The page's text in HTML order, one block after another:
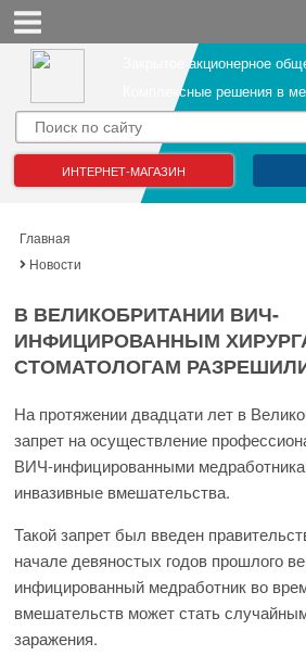
Закрытое акционерное
Комплексные решения в
ИНТЕРНЕТ-МАГАЗИН
Главная
Новости
В ВЕЛИКОБРИТАНИИ ВИЧ-
ИНФИЦИРОВАННЫМ
СТОМАТОЛОГАМ
На протяжении двадцати лет в
запрет на осуществление
ВИЧ-инфицированными
инвазивные вмешательства.
Такой запрет был введен
начале девяностых годов прошлого
инфицированный медработник во
вмешательств может стать
заражения.